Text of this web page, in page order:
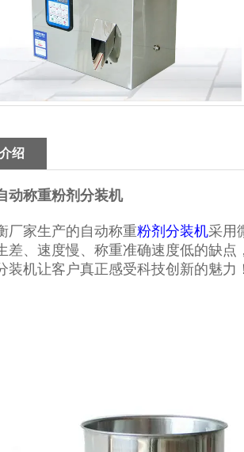
绍
动称重粉剂分装机
厂家生产的自动称重粉剂分装机采用
差、速度慢、称重准确速度低的缺点
装机让客户真正感受科技创新的魅力！